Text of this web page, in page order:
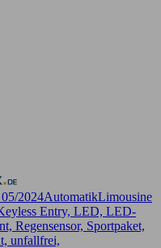
2024AutomatikLimousine
Entry, LED, LED-
Regensensor, Sportpaket,
unfallfrei,